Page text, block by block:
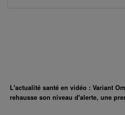
L'actualité santé en vidéo : Variant
rehausse son niveau d'alerte, une